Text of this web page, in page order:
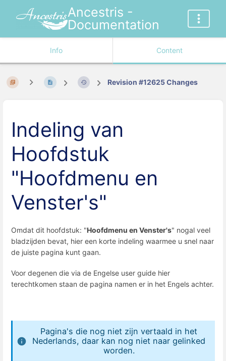
Ancestris -
Documentation
Info Content
Revision #12625 Changes
Indeling van
Hoofdstuk
"Hoofdmenu en
Venster's"
Omdat dit hoofdstuk: "Hoofdmenu en Venster's" nogal veel
bladzijden bevat, hier een korte indeling waarmee u snel naar
de juiste pagina kunt gaan.
Voor degenen die via de Engelse user guide hier
terechtkomen staan de pagina namen er in het Engels achter.
Pagina's die nog niet zijn vertaald in het
Nederlands, daar kan nog niet naar gelinked
worden.